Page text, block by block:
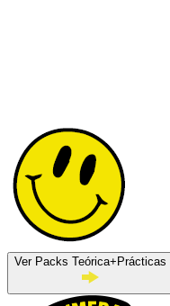
Ver Packs Teórica+Prácticas